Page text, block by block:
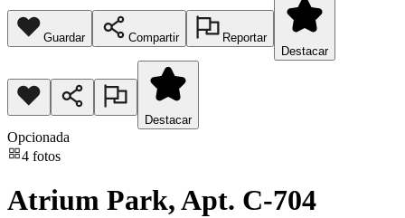
Guardar Compartir
Reportar
Destacar
Destacar
Opcionada
4 fotos
Atrium Park, Apt. C-704